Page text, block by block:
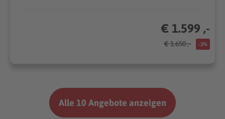
€ 1.599 ,-
€ 1.650 ,- -3%
Alle 10 Angebote anzeigen